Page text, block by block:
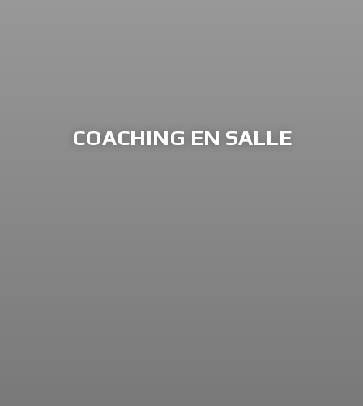
COACHING EN SALLE